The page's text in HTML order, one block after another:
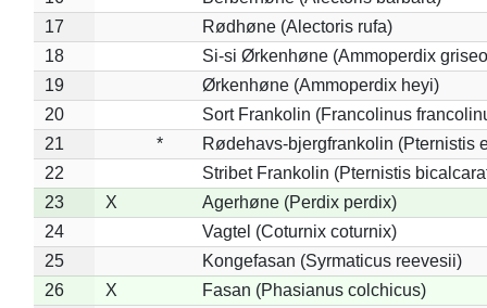
17
Rødhøne (Alectoris rufa)
18
Si-si Ørkenhøne (Ammoperdix
19
Ørkenhøne (Ammoperdix heyi)
20
Sort Frankolin (Francolinus
21
*
Rødehavs-bjergfrankolin (Pternistis
22
Stribet Frankolin (Pternistis
23
X
Agerhøne (Perdix perdix)
24
Vagtel (Coturnix coturnix)
25
Kongefasan (Syrmaticus reevesii)
26
X
Fasan (Phasianus colchicus)